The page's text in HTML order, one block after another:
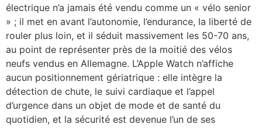
électrique n’a jamais été vendu comme un « vélo senior
» ; il met en avant l’autonomie, l’endurance, la liberté de
rouler plus loin, et il séduit massivement les 50-70 ans,
au point de représenter près de la moitié des vélos
neufs vendus en Allemagne. L’Apple Watch n’affiche
aucun positionnement gériatrique : elle intègre la
détection de chute, le suivi cardiaque et l’appel
d’urgence dans un objet de mode et de santé du
quotidien, et la sécurité est devenue l’un de ses